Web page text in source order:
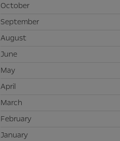
October
September
August
June
May
April
March
February
January